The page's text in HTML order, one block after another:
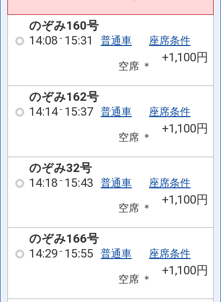
のぞみ160号
14:08 15:31 普通車 座席条件
空席 ＊
+1,100円
のぞみ162号
14:14 15:37 普通車 座席条件
空席 ＊
+1,100円
のぞみ32号
14:18 15:43 普通車 座席条件
空席 ＊
+1,100円
のぞみ166号
14:29 15:55 普通車 座席条件
空席 ＊
+1,100円